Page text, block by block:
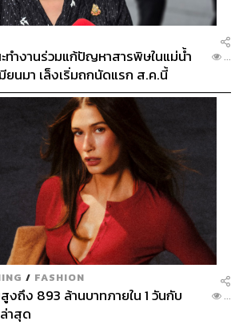
ำงานร่วมแก้ปัญหาสารพิษในแม่น้ำ
นมา เล็งเริ่มถกนัดแรก ส.ค.นี้
...
/ FASHION
งถึง 893 ล้านบาทภายใน 1 วันกับ
าสุด
...